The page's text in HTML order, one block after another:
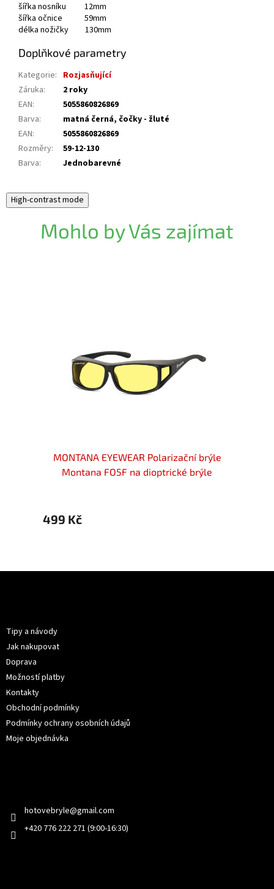
šířka nosníku 12mm
šířka očnice 59mm
délka nožičky 130mm
Doplňkové parametry
Kategorie: Rozjasňující
Záruka:
2 roky
EAN:
5055860826869
Barva:
matná černá, čočky - žluté
EAN:
5055860826869
Rozměry:
59-12-130
Barva: Jednobarevné
High-contrast mode
Mohlo by Vás zajímat
MONTANA EYEWEAR Polarizační brýle
Montana FO5F na dioptrické brýle
499 Kč
Tipy a návody
Jak nakupovat
Doprava
Možností platby
Kontakty
Obchodní podmínky
Podmínky ochrany osobních údajů
Moje objednávka
hotovebryle@gmail.com
+420 776 222 271 (9:00-16:30)